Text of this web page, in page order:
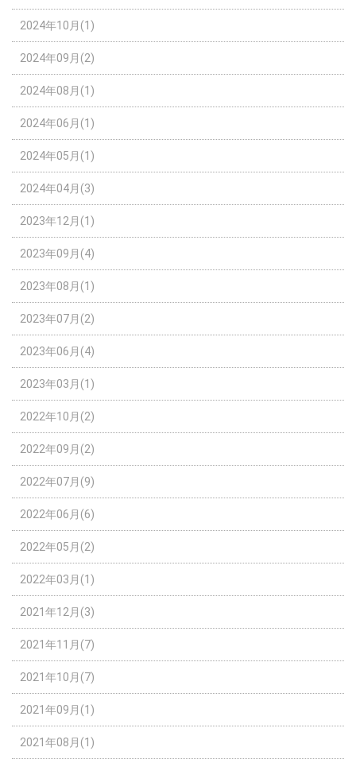
2024年10月(1)
2024年09月(2)
2024年08月(1)
2024年06月(1)
2024年05月(1)
2024年04月(3)
2023年12月(1)
2023年09月(4)
2023年08月(1)
2023年07月(2)
2023年06月(4)
2023年03月(1)
2022年10月(2)
2022年09月(2)
2022年07月(9)
2022年06月(6)
2022年05月(2)
2022年03月(1)
2021年12月(3)
2021年11月(7)
2021年10月(7)
2021年09月(1)
2021年08月(1)